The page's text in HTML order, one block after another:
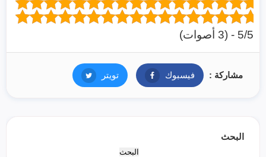
5/5 - (3 أصوات)
مشاركة : فيسبوك فيسبوكتويتر تويتر
البحث
البحث